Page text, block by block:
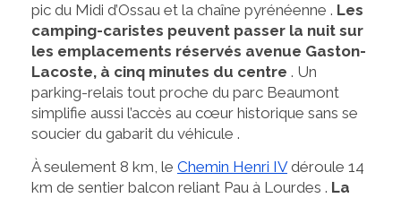
pic du Midi d’Ossau et la chaîne pyrénéenne . Les
camping-caristes peuvent passer la nuit sur
les emplacements réservés avenue Gaston-
Lacoste, à cinq minutes du centre . Un
parking-relais tout proche du parc Beaumont
simplifie aussi l’accès au cœur historique sans se
soucier du gabarit du véhicule .
À seulement 8 km, le Chemin Henri IVdéroule 14
km de sentier balcon reliant Pau à Lourdes . La